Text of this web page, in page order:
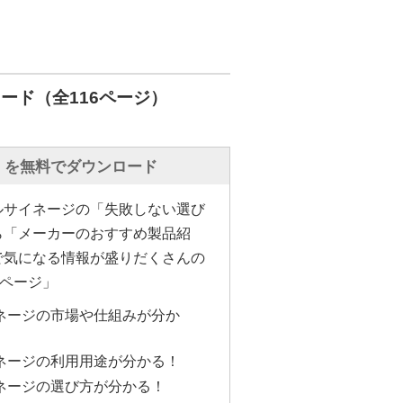
ド（全116ページ）
無料でダウンロード
サイネージの「失敗しない選び
メーカーのおすすめ製品紹
気になる情報が盛りだくさんの
ージ」
ージの市場や仕組みが分か
ージの利用用途が分かる！
ージの選び方が分かる！